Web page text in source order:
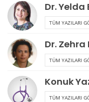
Dr. Yelda
TÜM YAZILARI
Dr. Zehra
TÜM YAZILARI
Konuk
TÜM YAZILARI